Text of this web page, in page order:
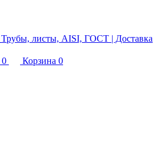
0 Корзина 0